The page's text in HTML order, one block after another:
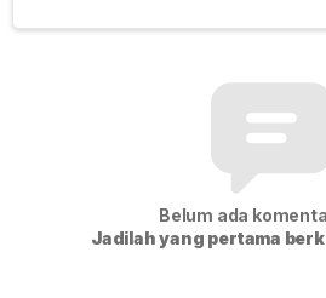
Belum ada
Jadilah yang pertama